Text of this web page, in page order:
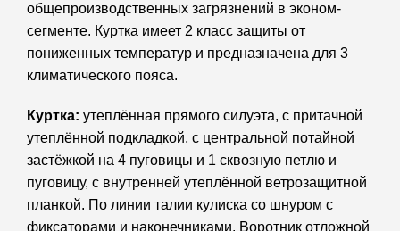
общепроизводственных загрязнений в эконом-
сегменте. Куртка имеет 2 класс защиты от
пониженных температур и предназначена для 3
климатического пояса.
Куртка: утеплённая прямого силуэта, с притачной
утеплённой подкладкой, с центральной потайной
застёжкой на 4 пуговицы и 1 сквозную петлю и
пуговицу, с внутренней утеплённой ветрозащитной
планкой. По линии талии кулиска со шнуром с
фиксаторами и наконечниками. Воротник отложной